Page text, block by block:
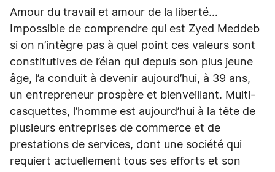
Amour du travail et amour de la liberté…
Impossible de comprendre qui est Zyed Meddeb
si on n’intègre pas à quel point ces valeurs sont
constitutives de l’élan qui depuis son plus jeune
âge, l’a conduit à devenir aujourd’hui, à 39 ans,
un entrepreneur prospère et bienveillant. Multi-
casquettes, l’homme est aujourd’hui à la tête de
plusieurs entreprises de commerce et de
prestations de services, dont une société qui
requiert actuellement tous ses efforts et son